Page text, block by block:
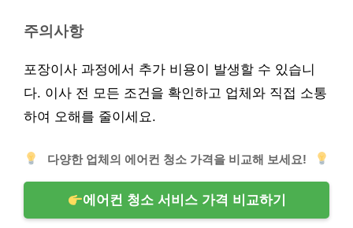
주의사항
포장이사 과정에서 추가 비용이 발생할 수 있습니
다. 이사 전 모든 조건을 확인하고 업체와 직접 소통
하여 오해를 줄이세요.
다양한 업체의 에어컨 청소 가격을 비교해 보세요!
에어컨 청소 서비스 가격 비교하기